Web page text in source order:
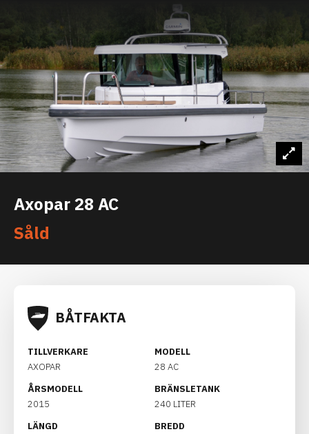
Axopar 28 AC
Såld
BÅTFAKTA
TILLVERKARE
AXOPAR
MODELL
28 AC
ÅRSMODELL
2015
BRÄNSLETANK
240 LITER
LÄNGD
BREDD